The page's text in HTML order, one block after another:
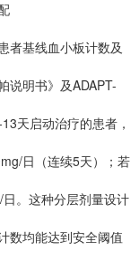
基线血小板计数及
说明书》及ADAPT-
天启动治疗的患者，
日（连续5天）；若
。这种分层剂量设计
数均能达到安全阈值